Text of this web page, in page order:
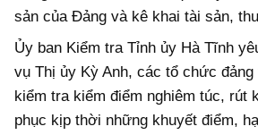
sản của Đảng và kê khai tài sản,
Ủy ban Kiểm tra Tỉnh ủy Hà Tĩnh
vụ Thị ủy Kỳ Anh, các tổ chức
kiểm tra kiểm điểm nghiêm túc, rút
phục kịp thời những khuyết điểm,